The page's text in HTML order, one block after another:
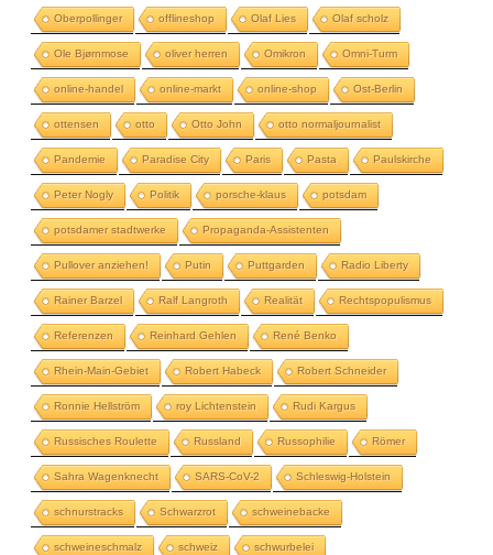
Oberpollinger offlineshop Olaf Lies Olaf scholz
Ole Bjørnmose oliver herren Omikron Omni-Turm
online-handel online-markt online-shop Ost-Berlin
ottensen otto Otto John otto normaljournalist
Pandemie Paradise City Paris Pasta Paulskirche
Peter Nogly Politik porsche-klaus potsdam
potsdamer stadtwerke Propaganda-Assistenten
Pullover anziehen! Putin Puttgarden Radio Liberty
Rainer Barzel Ralf Langroth Realität Rechtspopulismus
Referenzen Reinhard Gehlen René Benko
Rhein-Main-Gebiet Robert Habeck Robert Schneider
Ronnie Hellström roy Lichtenstein Rudi Kargus
Russisches Roulette Russland Russophilie Römer
Sahra Wagenknecht SARS-CoV-2 Schleswig-Holstein
schnurstracks Schwarzrot schweinebacke
schweineschmalz schweiz schwurbelei